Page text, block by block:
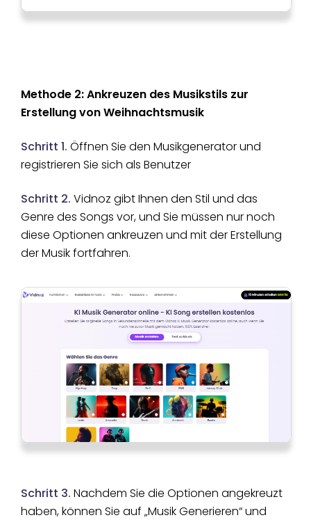
Methode 2: Ankreuzen des Musikstils zur
Erstellung von Weihnachtsmusik
Schritt 1. Öffnen Sie den Musikgenerator und
registrieren Sie sich als Benutzer
Schritt 2. Vidnoz gibt Ihnen den Stil und das
Genre des Songs vor, und Sie müssen nur noch
diese Optionen ankreuzen und mit der Erstellung
der Musik fortfahren.
Schritt 3. Nachdem Sie die Optionen angekreuzt
haben, können Sie auf „Musik Generieren“ und